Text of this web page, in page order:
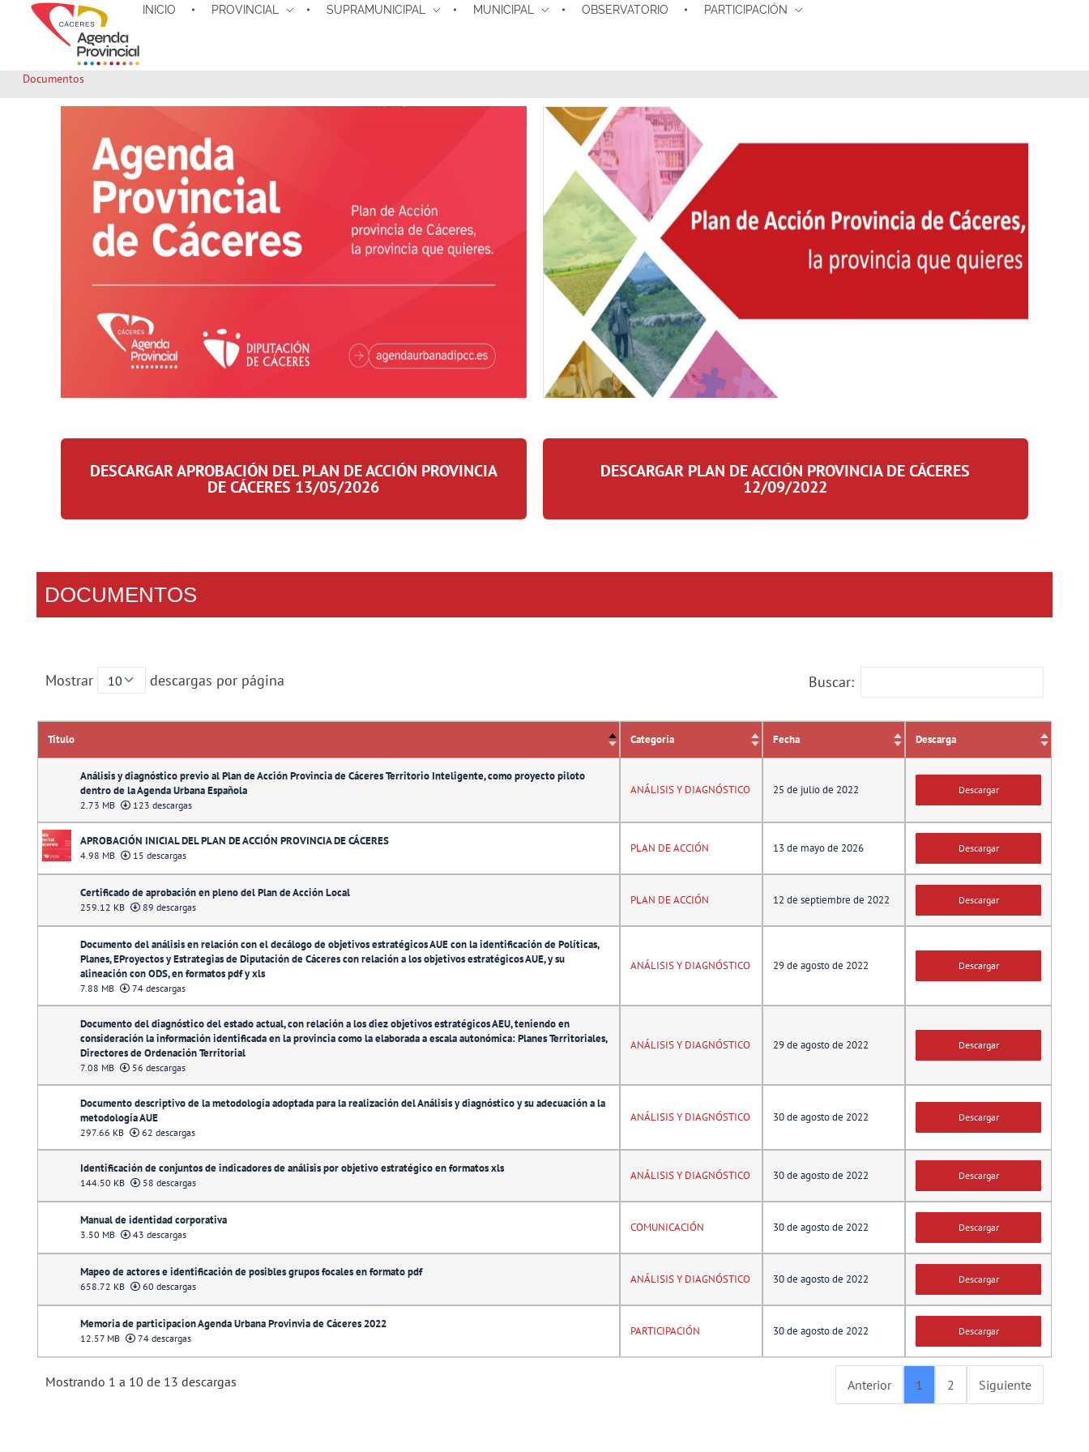
INICIO PROVINCIAL SUPRAMUNICIPAL MUNICIPAL OBSERVATORIO PARTICIPACIÓN
Documentos
DESCARGAR APROBACIÓN DEL PLAN DE ACCIÓN PROVINCIA
DE CÁCERES 13/05/2026
DESCARGAR PLAN DE ACCIÓN PROVINCIA DE CÁCERES
12/09/2022
DOCUMENTOS
Mostrar descargas por página Buscar:
Título Categoría Fecha Descarga
Análisis y diagnóstico previo al Plan de Acción Provincia de Cáceres Territorio Inteligente, como proyecto piloto
dentro de la Agenda Urbana Española
2.73 MB 123 descargas
ANÁLISIS Y DIAGNÓSTICO 25 de julio de 2022 Descargar
APROBACIÓN INICIAL DEL PLAN DE ACCIÓN PROVINCIA DE CÁCERES
4.98 MB 15 descargas
PLAN DE ACCIÓN 13 de mayo de 2026 Descargar
Certificado de aprobación en pleno del Plan de Acción Local
259.12 KB 89 descargas
PLAN DE ACCIÓN 12 de septiembre de 2022 Descargar
Documento del análisis en relación con el decálogo de objetivos estratégicos AUE con la identificación de Políticas,
Planes, EProyectos y Estrategias de Diputación de Cáceres con relación a los objetivos estratégicos AUE, y su
alineación con ODS, en formatos pdf y xls
7.88 MB 74 descargas
ANÁLISIS Y DIAGNÓSTICO 29 de agosto de 2022 Descargar
Documento del diagnóstico del estado actual, con relación a los diez objetivos estratégicos AEU, teniendo en
consideración la información identificada en la provincia como la elaborada a escala autonómica: Planes Territoriales,
Directores de Ordenación Territorial
7.08 MB 56 descargas
ANÁLISIS Y DIAGNÓSTICO 29 de agosto de 2022 Descargar
Documento descriptivo de la metodología adoptada para la realización del Análisis y diagnóstico y su adecuación a la
metodología AUE
297.66 KB 62 descargas
ANÁLISIS Y DIAGNÓSTICO 30 de agosto de 2022 Descargar
Identificación de conjuntos de indicadores de análisis por objetivo estratégico en formatos xls
144.50 KB 58 descargas
ANÁLISIS Y DIAGNÓSTICO 30 de agosto de 2022 Descargar
Manual de identidad corporativa
3.50 MB 43 descargas
COMUNICACIÓN 30 de agosto de 2022 Descargar
Mapeo de actores e identificación de posibles grupos focales en formato pdf
658.72 KB 60 descargas
ANÁLISIS Y DIAGNÓSTICO 30 de agosto de 2022 Descargar
Memoria de participacion Agenda Urbana Provinvia de Cáceres 2022
12.57 MB 74 descargas
PARTICIPACIÓN 30 de agosto de 2022 Descargar
Mostrando 1 a 10 de 13 descargas Anterior 1 2 Siguiente